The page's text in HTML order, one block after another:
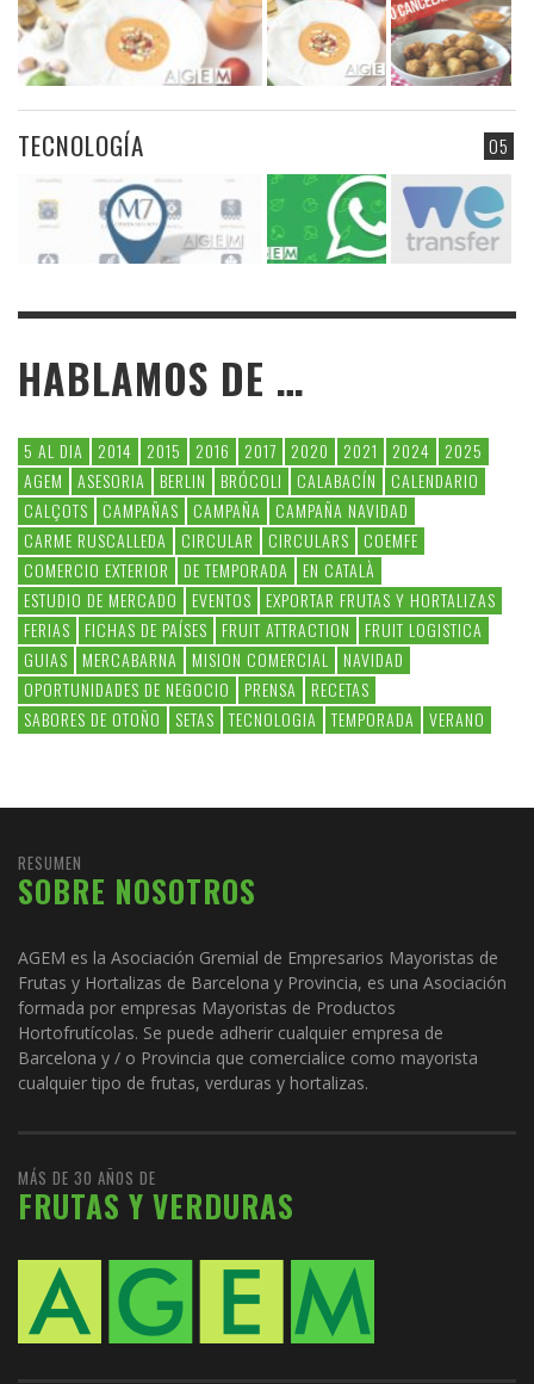
05
TECNOLOGÍA
HABLAMOS DE …
5 AL DIA 2014 2015 2016 2017 2020 2021 2024
2025
AGEM
ASESORIA BERLIN BRÓCOLI CALABACÍN
CALENDARIO
CALÇOTS
CAMPAÑAS CAMPAÑA
CAMPAÑA NAVIDAD
CARME RUSCALLEDA
CIRCULAR CIRCULARS
COEMFE
COMERCIO EXTERIOR
DE TEMPORADA
EN CATALÀ
ESTUDIO DE MERCADO
EVENTOS
EXPORTAR FRUTAS Y HORTALIZAS
FERIAS
FICHAS DE PAÍSES FRUIT ATTRACTION
FRUIT LOGISTICA
GUIAS
MERCABARNA MISION COMERCIAL
NAVIDAD
OPORTUNIDADES DE NEGOCIO
PRENSA
RECETAS
SABORES DE OTOÑO
SETAS TECNOLOGIA TEMPORADA VERANO
RESUMEN
SOBRE NOSOTROS
AGEM es la Asociación Gremial de Empresarios Mayoristas de
Frutas y Hortalizas de Barcelona y Provincia, es una Asociación
formada por empresas Mayoristas de Productos
Hortofrutícolas. Se puede adherir cualquier empresa de
Barcelona y / o Provincia que comercialice como mayorista
cualquier tipo de frutas, verduras y hortalizas.
MÁS DE 30 AÑOS DE
FRUTAS Y VERDURAS